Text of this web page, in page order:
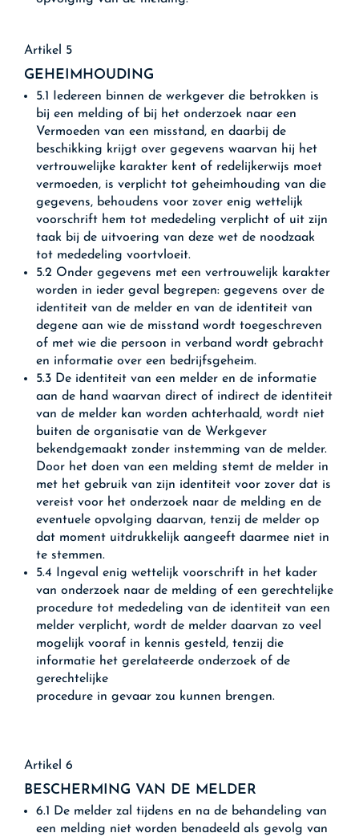
Artikel 5
GEHEIMHOUDING
5.1 Iedereen binnen de werkgever die betrokken is
bij een melding of bij het onderzoek naar een
Vermoeden van een misstand, en daarbij de
beschikking krijgt over gegevens waarvan hij het
vertrouwelijke karakter kent of redelijkerwijs moet
vermoeden, is verplicht tot geheimhouding van die
gegevens, behoudens voor zover enig wettelijk
voorschrift hem tot mededeling verplicht of uit zijn
taak bij de uitvoering van deze wet de noodzaak
tot mededeling voortvloeit.
5.2 Onder gegevens met een vertrouwelijk karakter
worden in ieder geval begrepen: gegevens over de
identiteit van de melder en van de identiteit van
degene aan wie de misstand wordt toegeschreven
of met wie die persoon in verband wordt gebracht
en informatie over een bedrijfsgeheim.
5.3 De identiteit van een melder en de informatie
aan de hand waarvan direct of indirect de identiteit
van de melder kan worden achterhaald, wordt niet
buiten de organisatie van de Werkgever
bekendgemaakt zonder instemming van de melder.
Door het doen van een melding stemt de melder in
met het gebruik van zijn identiteit voor zover dat is
vereist voor het onderzoek naar de melding en de
eventuele opvolging daarvan, tenzij de melder op
dat moment uitdrukkelijk aangeeft daarmee niet in
te stemmen.
5.4 Ingeval enig wettelijk voorschrift in het kader
van onderzoek naar de melding of een gerechtelijke
procedure tot mededeling van de identiteit van een
melder verplicht, wordt de melder daarvan zo veel
mogelijk vooraf in kennis gesteld, tenzij die
informatie het gerelateerde onderzoek of de
gerechtelijke
procedure in gevaar zou kunnen brengen.
Artikel 6
BESCHERMING VAN DE MELDER
6.1 De melder zal tijdens en na de behandeling van
een melding niet worden benadeeld als gevolg van